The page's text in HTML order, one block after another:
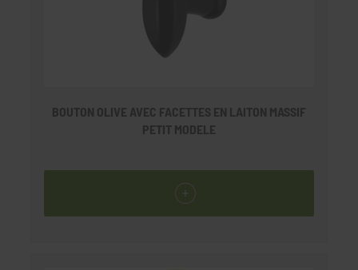
BOUTON OLIVE AVEC FACETTES EN LAITON MASSIF
PETIT MODELE